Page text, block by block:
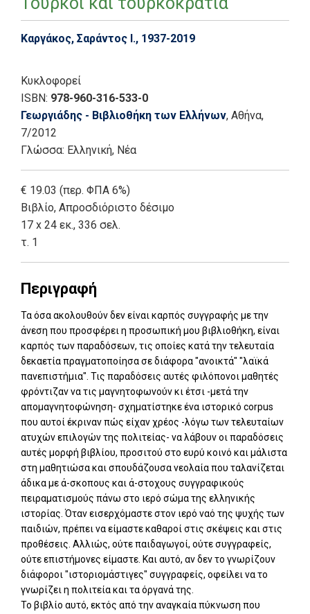
Καργάκος, Σαράντος Ι., 1937-2019
Κυκλοφορεί
ISBN: 978-960-316-533-0
Γεωργιάδης - Βιβλιοθήκη των Ελλήνων, Αθήνα,
7/2012
Γλώσσα: Ελληνική, Νέα
€ 19.03 (περ. ΦΠΑ 6%)
Βιβλίο, Απροσδιόριστο δέσιμο
17 x 24 εκ., 336 σελ.
τ. 1
Περιγραφή
Τα όσα ακολουθούν δεν είναι καρπός συγγραφής με την
άνεση που προσφέρει η προσωπική μου βιβλιοθήκη, είναι
καρπός των παραδόσεων, τις οποίες κατά την τελευταία
δεκαετία πραγματοποίησα σε διάφορα "ανοικτά" "λαϊκά
πανεπιστήμια". Τις παραδόσεις αυτές φιλόπονοι μαθητές
φρόντιζαν να τις μαγνητοφωνούν κι έτσι -μετά την
απομαγνητοφώνηση- σχηματίστηκε ένα ιστορικό corpus
που αυτοί έκριναν πώς είχαν χρέος -λόγω των τελευταίων
ατυχών επιλογών της πολιτείας- να λάβουν οι παραδόσεις
αυτές μορφή βιβλίου, προσιτού στο ευρύ κοινό και μάλιστα
στη μαθητιώσα και σπουδάζουσα νεολαία που ταλανίζεται
άδικα με ά-σκοπους και ά-στοχους συγγραφικούς
πειραματισμούς πάνω στο ιερό σώμα της ελληνικής
ιστορίας. Όταν εισερχόμαστε στον ιερό ναό της ψυχής των
παιδιών, πρέπει να είμαστε καθαροί στις σκέψεις και στις
προθέσεις. Αλλιώς, ούτε παιδαγωγοί, ούτε συγγραφείς,
ούτε επιστήμονες είμαστε. Και αυτό, αν δεν το γνωρίζουν
διάφοροι "ιστοριομάστιγες" συγγραφείς, οφείλει να το
γνωρίζει η πολιτεία και τα όργανά της.
Το βιβλίο αυτό, εκτός από την αναγκαία πύκνωση που